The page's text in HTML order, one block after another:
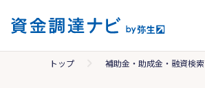
トップ 補助金・助成金・融資検索